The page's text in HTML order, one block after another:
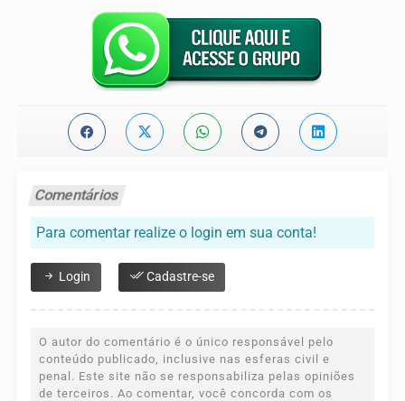
Comentários
Para comentar realize o login em sua conta!
Login Cadastre-se
O autor do comentário é o único responsável pelo
conteúdo publicado, inclusive nas esferas civil e
penal. Este site não se responsabiliza pelas opiniões
de terceiros. Ao comentar, você concorda com os